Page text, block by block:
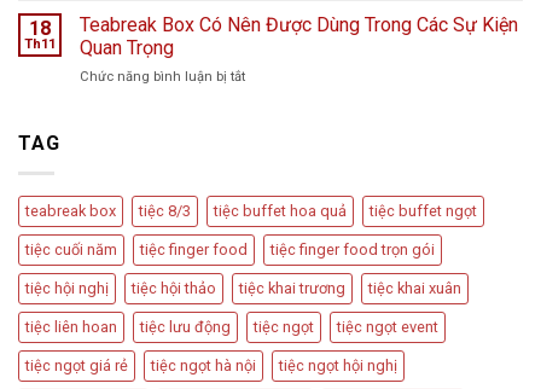
Cầu
Đãi
Ngọt
Loại
Trà
Kế
Bàn
Tiệc
Hấp
Dẫn
18
Th11
Teabreak Box Có Nên Được Dùng Trong Các Sự Kiện
Quan Trọng
Chức năng bình luận bị tắtở
Dùng
Trong
Các
Sự
Kiện
Quan
Trọng
TAG
teabreak box tiệc 8/3 tiệc buffet hoa quả tiệc buffet ngọt
tiệc cuối năm tiệc finger food tiệc finger food trọn gói
tiệc hội nghị tiệc hội thảo tiệc khai trương tiệc khai xuân
tiệc liên hoan tiệc lưu động tiệc ngọt tiệc ngọt event
tiệc ngọt giá rẻ tiệc ngọt hà nội tiệc ngọt hội nghị